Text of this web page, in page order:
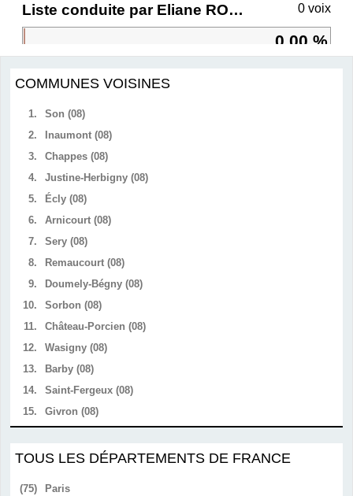
Liste conduite par Eliane ROMANI 0 voix
0,00 %
COMMUNES VOISINES
1.
Son (08)
2.
Inaumont (08)
3.
Chappes (08)
4.
Justine-Herbigny (08)
5.
Écly (08)
6.
Arnicourt (08)
7.
Sery (08)
8.
Remaucourt (08)
9.
Doumely-Bégny (08)
10.
Sorbon (08)
11.
Château-Porcien (08)
12.
Wasigny (08)
13.
Barby (08)
14.
Saint-Fergeux (08)
15.
Givron (08)
TOUS LES DÉPARTEMENTS DE FRANCE
(75) Paris